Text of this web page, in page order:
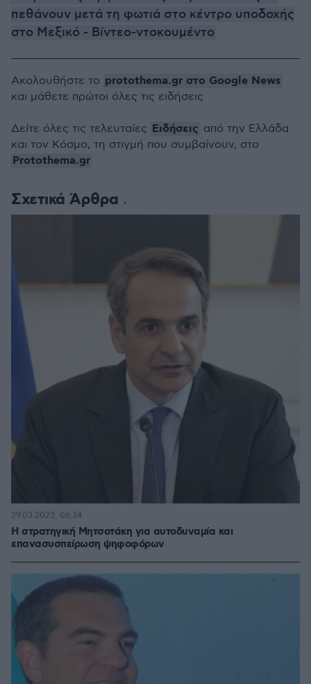
πεθάνουν μετά τη φωτιά στο κέντρο υποδοχής
στο Μεξικό - Βίντεο-ντοκουμέντο
Σχετικά Άρθρα
Η στρατηγική Μητσοτάκη για αυτοδυναμία και
επανασυσπείρωση ψηφοφόρων
29.03.2023, 06:34
Ακολουθήστε το protothema.gr στο Google News
και μάθετε πρώτοι όλες τις ειδήσεις
Δείτε όλες τις τελευταίες Ειδήσεις από την Ελλάδα
και τον Κόσμο, τη στιγμή που συμβαίνουν, στο
Protothema.gr